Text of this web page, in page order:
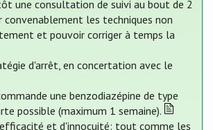
une consultation de suivi au bout de 2
convenablement les techniques non
et pouvoir corriger à temps la
d'arrêt, en concertation avec le
une benzodiazépine de type
possible (maximum 1 semaine).
et d'innocuité: tout comme les